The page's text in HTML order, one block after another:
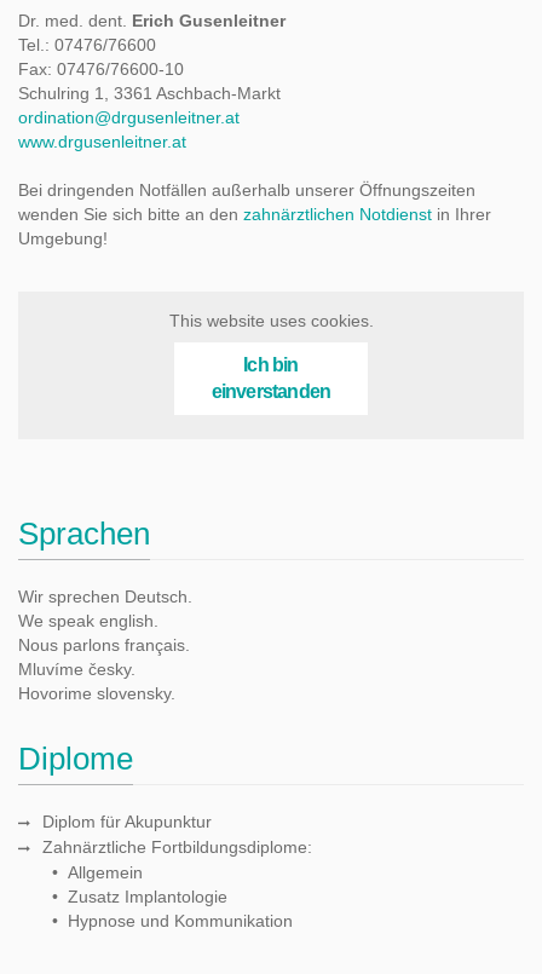
Dr. med. dent. Erich Gusenleitner
Tel.: 07476/76600
Fax: 07476/76600-10
Schulring 1, 3361 Aschbach-Markt
ordination@drgusenleitner.at
www.drgusenleitner.at
Bei dringenden Notfällen außerhalb unserer Öffnungszeiten
wenden Sie sich bitte an den zahnärztlichen Notdienst in Ihrer
Umgebung!
This website uses cookies.
Ich bin
einverstanden
Sprachen
Wir sprechen Deutsch.
We speak english.
Nous parlons français.
Mluvíme česky.
Hovorime slovensky.
Diplome
Diplom für Akupunktur
Zahnärztliche Fortbildungsdiplome:
• Allgemein
• Zusatz Implantologie
• Hypnose und Kommunikation